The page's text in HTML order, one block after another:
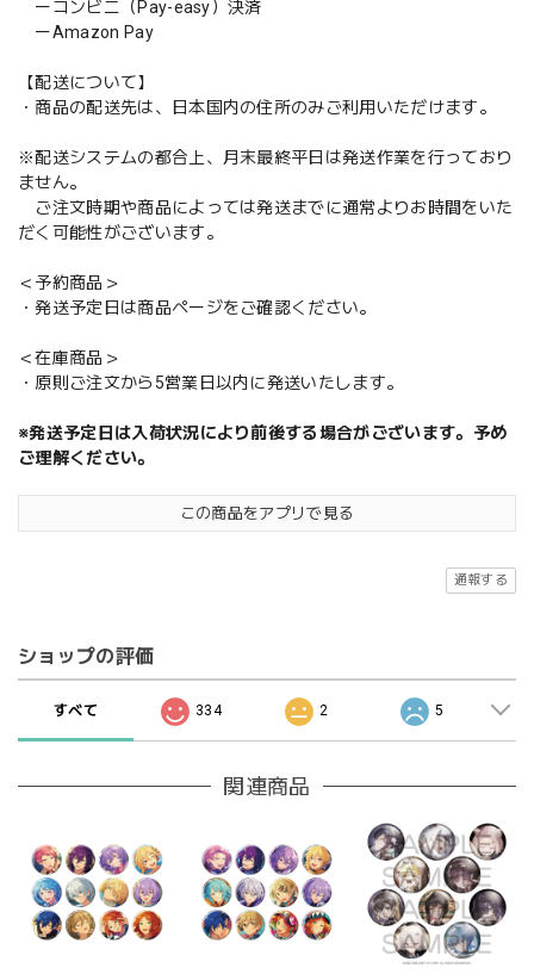
ーコンビニ（Pay-easy）決済
ーAmazon Pay
【配送について】
・商品の配送先は、日本国内の住所のみご利用いただけます。
※配送システムの都合上、月末最終平日は発送作業を行っており
ません。
ご注文時期や商品によっては発送までに通常よりお時間をいた
だく可能性がございます。
＜予約商品＞
・発送予定日は商品ページをご確認ください。
＜在庫商品＞
・原則ご注文から5営業日以内に発送いたします。
※発送予定日は入荷状況により前後する場合がございます。予め
ご理解ください。
この商品をアプリで見る
通報する
ショップの評価
すべて 334 2 5
関連商品